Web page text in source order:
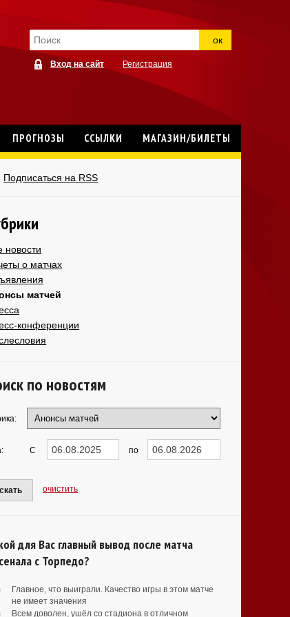
ок
Вход на сайт Регистрация
ПРОГНОЗЫ ССЫЛКИ МАГАЗИН/БИЛЕТЫ
Подписаться на RSS
новости
о матчах
матчей
конференции
по новостям
С по
очистить
для Вас главный вывод после матча
с Торпедо?
Главное, что выиграли. Качество игры в этом матче
не имеет значения
Всем доволен, ушёл со стадиона в отличном